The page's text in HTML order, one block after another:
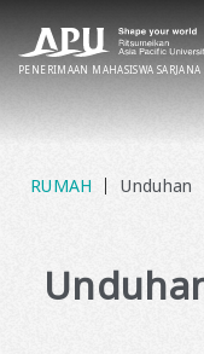
PENERIMAAN MAHASISWA SARJANA
RUMAH Unduhan